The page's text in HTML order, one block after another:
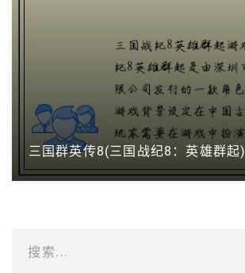
三国群英传8(三国战纪8：英雄群起)
搜索...